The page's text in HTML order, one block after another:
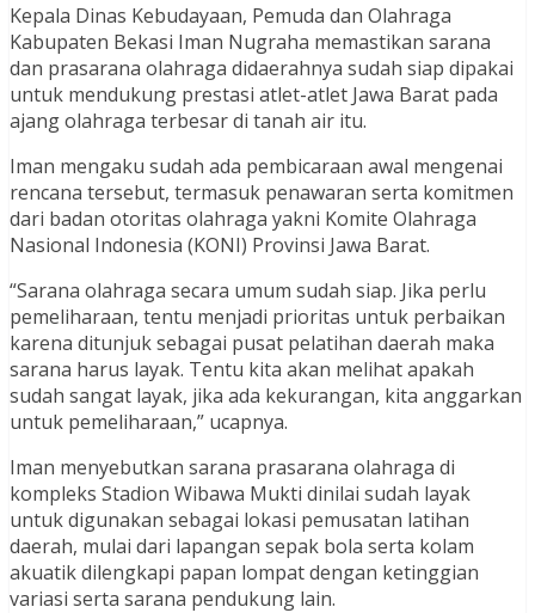
Kepala Dinas Kebudayaan, Pemuda dan Olahraga
Kabupaten Bekasi Iman Nugraha memastikan sarana
dan prasarana olahraga didaerahnya sudah siap dipakai
untuk mendukung prestasi atlet-atlet Jawa Barat pada
ajang olahraga terbesar di tanah air itu.
Iman mengaku sudah ada pembicaraan awal mengenai
rencana tersebut, termasuk penawaran serta komitmen
dari badan otoritas olahraga yakni Komite Olahraga
Nasional Indonesia (KONI) Provinsi Jawa Barat.
“Sarana olahraga secara umum sudah siap. Jika perlu
pemeliharaan, tentu menjadi prioritas untuk perbaikan
karena ditunjuk sebagai pusat pelatihan daerah maka
sarana harus layak. Tentu kita akan melihat apakah
sudah sangat layak, jika ada kekurangan, kita anggarkan
untuk pemeliharaan,” ucapnya.
Iman menyebutkan sarana prasarana olahraga di
kompleks Stadion Wibawa Mukti dinilai sudah layak
untuk digunakan sebagai lokasi pemusatan latihan
daerah, mulai dari lapangan sepak bola serta kolam
akuatik dilengkapi papan lompat dengan ketinggian
variasi serta sarana pendukung lain.